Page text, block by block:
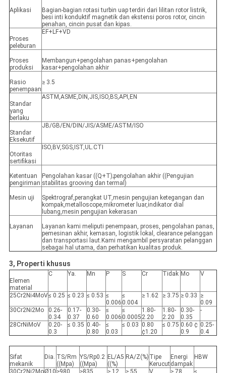
Aplikasi
Bagian-bagian rotasi turbin uap terdiri dari lilitan rotor listrik,
besi inti konduktif magnetik dan ekstensi poros rotor, cincin
penahan, cincin pusat dan kipas.
Proses
peleburan
EF+LF+VD
Proses
produksi
Membangun+pengolahan panas+pengolahan
kasar+pengolahan akhir
Rasio
penempaan
≥ 3.5
Standar
yang
berlaku
ASTM,ASME,DIN,JIS,ISO,BS,API,EN
Standar
Eksekutif
JB/GB/EN/DIN/JIS/ASME/ASTM/ISO
Otoritas
sertifikasi
ISO,BV,SGS,IST,UL.CTI
Ketentuan
pengiriman
Pengolahan kasar ((Q+T);pengolahan akhir ((Pengujian
stabilitas grooving dan termal)
Mesin uji
Spektrograf,perangkat UT,mesin pengujian ketegangan dan
kompak,metalloscope,mikrometer luar,indikator dial
lubang,mesin pengujian kekerasan
Layanan
Layanan kami meliputi penempaan, proses, pengolahan panas,
pemesinan akhir, kemasan, logistik lokal, clearance pelanggan
dan transportasi laut.Kami mengambil persyaratan pelanggan
sebagai hal utama, dan perhatikan kualitas produk.
3, Properti khusus
Elemen
material
C Ya. Mn P S Cr Tidak Mo V
25Cr2Ni4MoV≤ 0.25 ≤ 0.23 ≤ 0.53 ≤
0.006
≤
0.004
≥ 1.62 ≥ 3.75 ≥ 0.33 ≥
0.09
30Cr2Ni2Mo
0.26-
0.34
0.17-
0.37
0.30-
0.60
≤
0.006
≤
0.0005
1.80-
2.20
1.80-
2.20
0.30-
0.35
-
28CrNiMoV
0.20-
0.3
≤ 0.35 0.40-
0.80
≤
0.03
≤ 0.03 0.80
¢1.20
≤ 0.75 0.60 ¢
0.9
0.25-
0.4
Sifat
mekanik
Dia. TS/Rm
((Mpa)
YS/Rp0.2
((Mpa)
EL/A5
((%)
RA/Z(%) Tipe
Kerucut
Energi
dampak
HBW